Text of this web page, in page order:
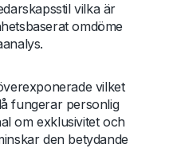
vilka är
omdöme
vilket
fungerar personlig
om exklusivitet och
den betydande